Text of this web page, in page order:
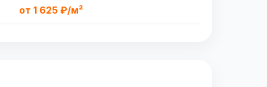
от 1 625 ₽/м²